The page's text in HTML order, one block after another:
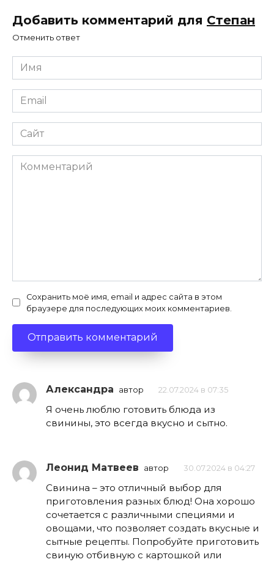
Добавить комментарий для Степан
Отменить ответ
Имя
*
Email
*
Сайт
Комментарий
Сохранить моё имя, email и адрес сайта в этом
браузере для последующих моих комментариев.
Александра автор 22.07.2024 в 07:35
Я очень люблю готовить блюда из
свинины, это всегда вкусно и сытно.
Леонид Матвеев автор 30.07.2024 в 04:27
Свинина – это отличный выбор для
приготовления разных блюд! Она хорошо
сочетается с различными специями и
овощами, что позволяет создать вкусные и
сытные рецепты. Попробуйте приготовить
свиную отбивную с картошкой или